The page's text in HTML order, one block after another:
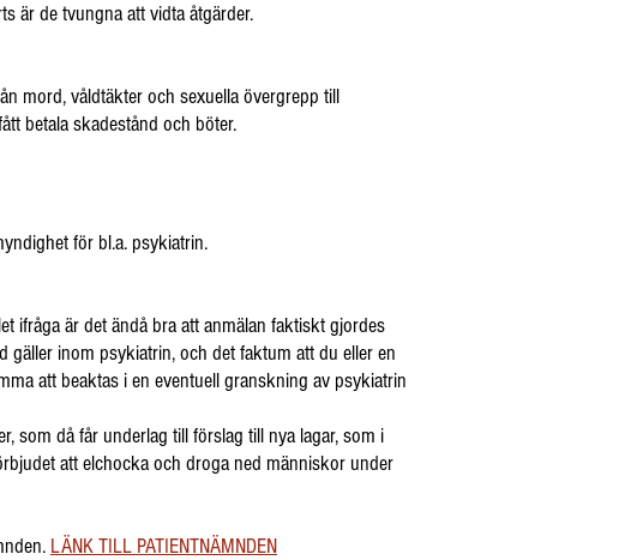
är de tvungna att vidta åtgärder.
mord, våldtäkter och sexuella övergrepp till
betala skadestånd och böter.
för bl.a. psykiatrin.
ifråga är det ändå bra att anmälan faktiskt gjordes
gäller inom psykiatrin, och det faktum att du eller en
att beaktas i en eventuell granskning av psykiatrin
som då får underlag till förslag till nya lagar, som i
att elchocka och droga ned människor under
LÄNK TILL PATIENTNÄMNDEN